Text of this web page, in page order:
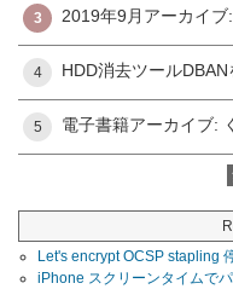
3 2019年9月アーカイブ
4 HDD消去ツール
5 電子書籍アーカイブ:
Let's encrypt OCSP stapling
iPhone スクリーンタイムで